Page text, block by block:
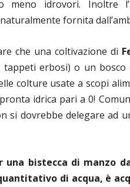
idrovori. Inoltre
fornita
che una coltivazione di
erbosi) o un bosco
colture usate a scopi
idrica pari a 0!
si dovrebbe delegare ad
bistecca di manzo
di acqua, è